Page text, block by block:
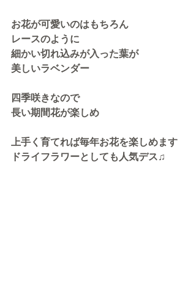
お花が可愛いのはもちろん
レースのように
細かい切れ込みが入った葉が
美しいラベンダー
四季咲きなので
長い期間花が楽しめ
上手く育てれば毎年お花を楽しめます
ドライフラワーとしても人気デス♫